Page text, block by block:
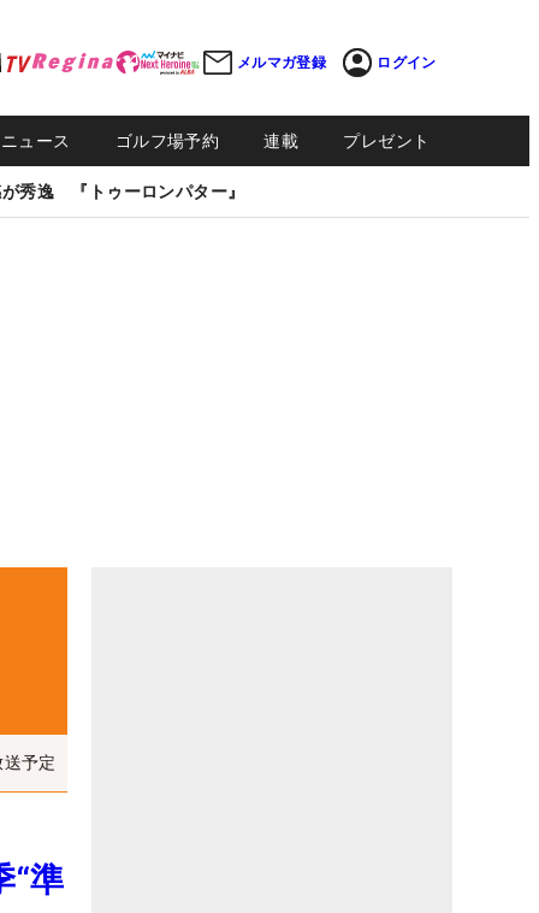
メルマガ登録 ログイン
ュース ゴルフ場予約 連載 プレゼント
秀逸 『トゥーロンパター』
予定
“準